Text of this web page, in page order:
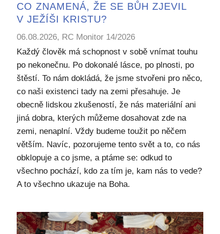
CO ZNAMENÁ, ŽE SE BŮH ZJEVIL
V JEŽÍŠI KRISTU?
06.08.2026, RC Monitor 14/2026
Každý člověk má schopnost v sobě vnímat touhu
po nekonečnu. Po dokonalé lásce, po plnosti, po
štěstí. To nám dokládá, že jsme stvořeni pro něco,
co naši existenci tady na zemi přesahuje. Je
obecně lidskou zkušeností, že nás materiální ani
jiná dobra, kterých můžeme dosahovat zde na
zemi, nenaplní. Vždy budeme toužit po něčem
větším. Navíc, pozorujeme tento svět a to, co nás
obklopuje a co jsme, a ptáme se: odkud to
všechno pochází, kdo za tím je, kam nás to vede?
A to všechno ukazuje na Boha.